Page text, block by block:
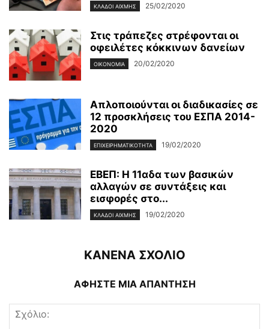
ΚΛΆΔΟΙ ΑΙΧΜΉΣ 25/02/2020
Στις τράπεζες στρέφονται οι
οφειλέτες κόκκινων δανείων
ΟΙΚΟΝΟΜΊΑ 20/02/2020
Απλοποιούνται οι διαδικασίες σε
12 προσκλήσεις του ΕΣΠΑ 2014-
2020
ΕΠΙΧΕΙΡΗΜΑΤΙΚΌΤΗΤΑ 19/02/2020
ΕΒΕΠ: Η 11αδα των βασικών
αλλαγών σε συντάξεις και
εισφορές στο...
ΚΛΆΔΟΙ ΑΙΧΜΉΣ 19/02/2020
ΚΑΝΕΝΑ ΣΧΟΛΙΟ
ΑΦΗΣΤΕ ΜΙΑ ΑΠΑΝΤΗΣΗ